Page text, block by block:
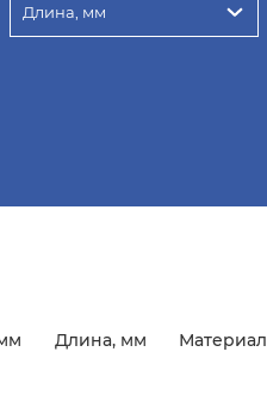
Длина, мм
Длина, мм Материал